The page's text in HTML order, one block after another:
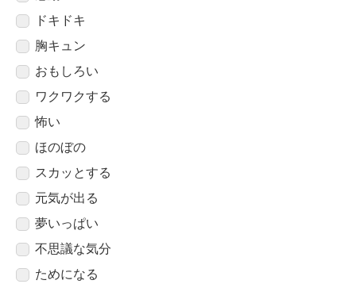
ドキドキ
胸キュン
おもしろい
ワクワクする
怖い
ほのぼの
スカッとする
元気が出る
夢いっぱい
不思議な気分
ためになる